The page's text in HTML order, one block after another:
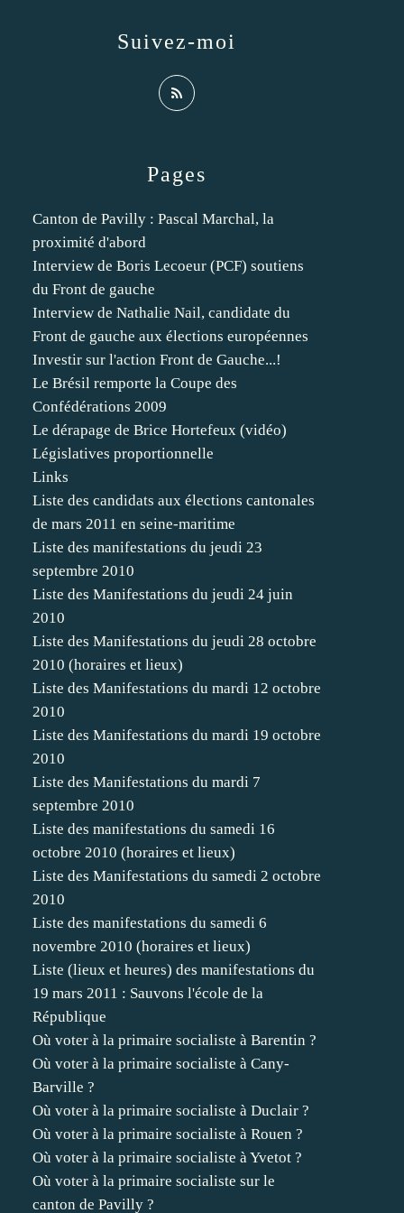
Pages
Canton de Pavilly : Pascal Marchal, la
proximité d'abord
Interview de Boris Lecoeur (PCF) soutiens
du Front de gauche
Interview de Nathalie Nail, candidate du
Front de gauche aux élections européennes
Investir sur l'action Front de Gauche...!
Le Brésil remporte la Coupe des
Confédérations 2009
Le dérapage de Brice Hortefeux (vidéo)
Législatives proportionnelle
Links
Liste des candidats aux élections cantonales
de mars 2011 en seine-maritime
Liste des manifestations du jeudi 23
septembre 2010
Liste des Manifestations du jeudi 24 juin
2010
Liste des Manifestations du jeudi 28 octobre
2010 (horaires et lieux)
Liste des Manifestations du mardi 12 octobre
2010
Liste des Manifestations du mardi 19 octobre
2010
Liste des Manifestations du mardi 7
septembre 2010
Liste des manifestations du samedi 16
octobre 2010 (horaires et lieux)
Liste des Manifestations du samedi 2 octobre
2010
Liste des manifestations du samedi 6
novembre 2010 (horaires et lieux)
Liste (lieux et heures) des manifestations du
19 mars 2011 : Sauvons l'école de la
République
Où voter à la primaire socialiste à Barentin ?
Où voter à la primaire socialiste à Cany-
Barville ?
Où voter à la primaire socialiste à Duclair ?
Où voter à la primaire socialiste à Rouen ?
Où voter à la primaire socialiste à Yvetot ?
Où voter à la primaire socialiste sur le
canton de Pavilly ?
Suivez-moi